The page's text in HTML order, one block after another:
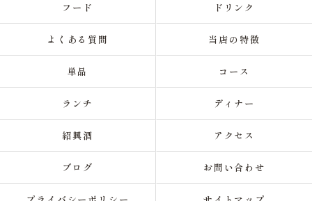
フード ドリンク
よくある質問 当店の特徴
単品 コース
ランチ ディナー
紹興酒 アクセス
ブログ お問い合わせ